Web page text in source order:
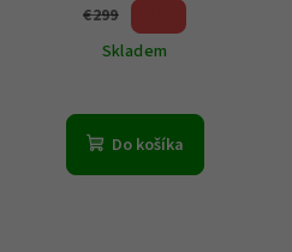
€299
Skladem
Do košíka